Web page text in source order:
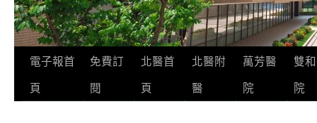
跳
至
電子報首
頁
免費訂
閱
北醫首
頁
北醫附
醫
萬芳醫
院
雙
院